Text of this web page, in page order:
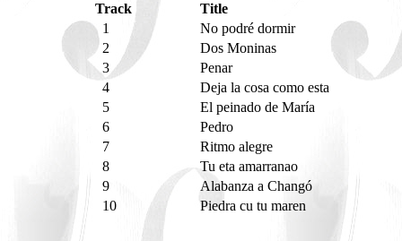
Track
Title
1
No podré dormir
2
Dos Moninas
3
Penar
4
Deja la cosa como esta
5
El peinado de María
6
Pedro
7
Ritmo alegre
8
Tu eta amarranao
9
Alabanza a Changó
10
Piedra cu tu maren